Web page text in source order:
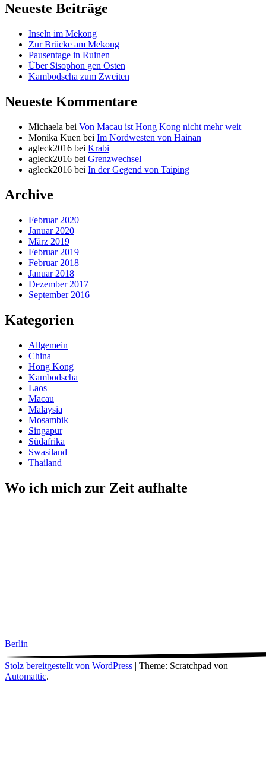
Neueste Beiträge
Inseln im Mekong
Zur Brücke am Mekong
Pausentage in Ruinen
Über Sisophon gen Osten
Kambodscha zum Zweiten
Neueste Kommentare
Michaela bei Von Macau ist Hong Kong nicht mehr weit
Monika Kuen bei Im Nordwesten von Hainan
agleck2016 bei Krabi
agleck2016 bei Grenzwechsel
agleck2016 bei In der Gegend von Taiping
Archive
Februar 2020
Januar 2020
März 2019
Februar 2019
Februar 2018
Januar 2018
Dezember 2017
September 2016
Kategorien
Allgemein
China
Hong Kong
Kambodscha
Laos
Macau
Malaysia
Mosambik
Singapur
Südafrika
Swasiland
Thailand
Wo ich mich zur Zeit aufhalte
Berlin
Stolz bereitgestellt von WordPress | Theme: Scratchpad von
Automattic.